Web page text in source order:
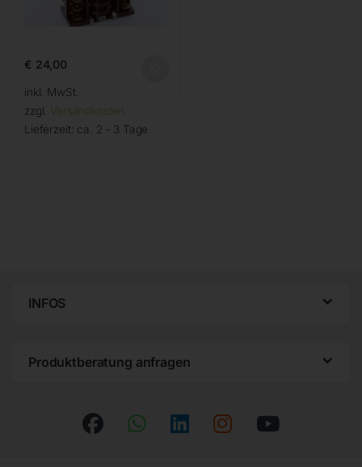
€ 24,00
inkl. MwSt.
zzgl. Versandkosten
Lieferzeit: ca. 2 - 3 Tage
INFOS
Produktberatung anfragen